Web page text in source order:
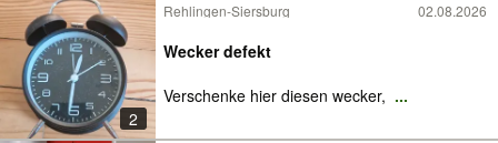
2
Rehlingen-Siersburg 02.08.2026
Wecker defekt
Verschenke hier diesen wecker, ...